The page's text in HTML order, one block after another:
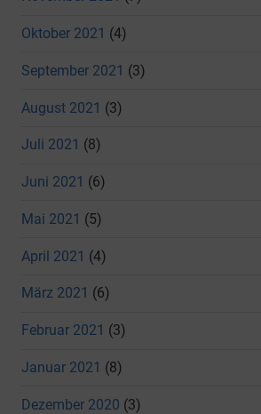
Oktober 2021 (4)
September 2021 (3)
August 2021 (3)
Juli 2021 (8)
Juni 2021 (6)
Mai 2021 (5)
April 2021 (4)
März 2021 (6)
Februar 2021 (3)
Januar 2021 (8)
Dezember 2020 (3)